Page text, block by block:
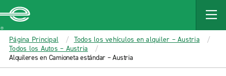
MAIN
CONTENT
Enterprise
Página Principal
Todos los vehículos en alquiler – Austria
Todos los Autos – Austria
Alquileres en Camioneta estándar – Austria